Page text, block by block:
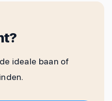
ideale baan of